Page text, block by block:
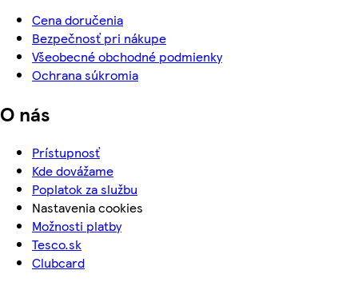
Cena doručenia
Bezpečnosť pri nákupe
Všeobecné obchodné podmienky
Ochrana súkromia
O nás
Prístupnosť
Kde dovážame
Poplatok za službu
Nastavenia cookies
Možnosti platby
Tesco.sk
Clubcard